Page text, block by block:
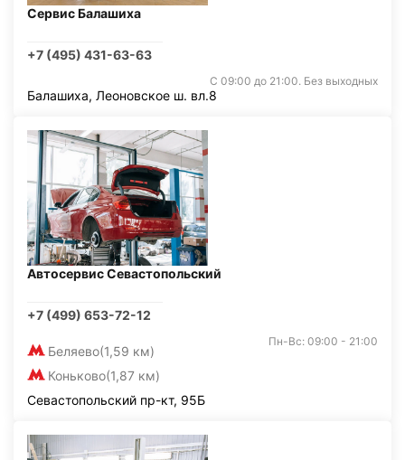
Сервис Балашиха
+7 (495) 431-63-63
С 09:00 до 21:00. Без выходных
Балашиха, Леоновское ш. вл.8
Автосервис Севастопольский
+7 (499) 653-72-12
Беляево(1,59 км)
Коньково(1,87 км)
Пн-Вс: 09:00 - 21:00
Севастопольский пр-кт, 95Б